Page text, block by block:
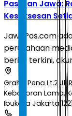
Pasaran Jawa:
Kesuksesan
JawaPos.com
perusahaan
berita terkini,
Graha Pena Lt.2 Jl.
Kebayoran Lama,
Ibukota Jakarta